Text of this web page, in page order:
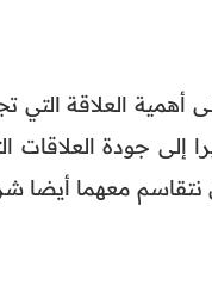
العلاقة التي
إلى جودة العلاقات
نتقاسم معهما أيضا